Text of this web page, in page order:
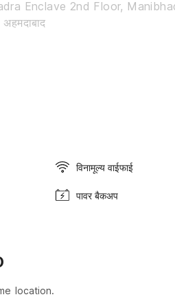
Enclave 2nd Floor,
विनामूल्य वाईफाई
पावर बैकअप
location.